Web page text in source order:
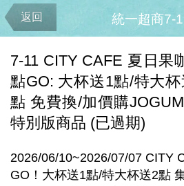
返回 統一超商7-
7-11 CITY CAFE 夏日果
點GO: 大杯送1點/特大杯
點 免費換/加價購
特別版商品 (已過期)
2026/06/10~2026/07/07 CITY
GO！大杯送1點/特大杯送2點